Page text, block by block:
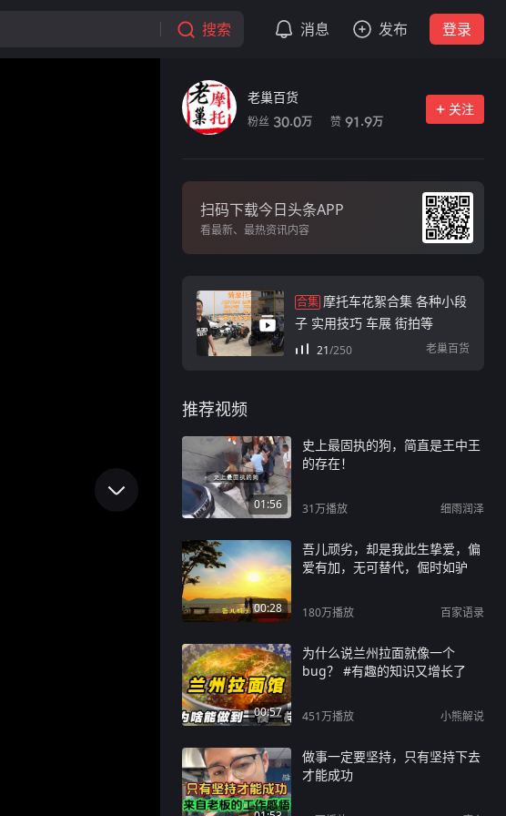
搜索 消息 发布 登录
老巢百货
粉丝 30.0万 赞 91.9万
关注
扫码下载今日头条APP
看最新、最热资讯内容
合集 摩托车花絮合集 各种小段
子 实用技巧 车展 街拍等
21/250 老巢百货
推荐视频
01:56
史上最固执的狗，简直是王中王
的存在！
31万播放 细雨润泽
00:28
吾儿顽劣，却是我此生挚爱，偏
爱有加，无可替代，倔时如驴
180万播放 百家语录
00:57
为什么说兰州拉面就像一个
bug？ #有趣的知识又增长了
451万播放 小熊解说
做事一定要坚持，只有坚持下去
才能成功